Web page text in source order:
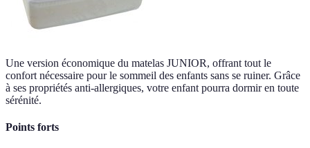
Une version économique du matelas JUNIOR, offrant tout le
confort nécessaire pour le sommeil des enfants sans se ruiner. Grâce
à ses propriétés anti-allergiques, votre enfant pourra dormir en toute
sérénité.
Points forts